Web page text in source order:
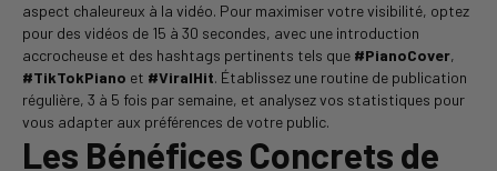
aspect chaleureux à la vidéo. Pour maximiser votre visibilité, optez
pour des vidéos de 15 à 30 secondes, avec une introduction
accrocheuse et des hashtags pertinents tels que #PianoCover,
#TikTokPiano et #ViralHit. Établissez une routine de publication
régulière, 3 à 5 fois par semaine, et analysez vos statistiques pour
vous adapter aux préférences de votre public.
Les Bénéfices Concrets de